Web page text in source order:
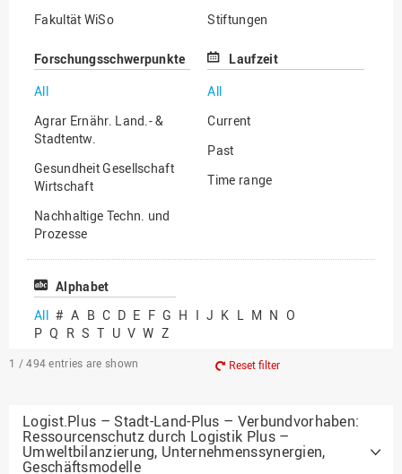
Fakultät WiSo
Stiftungen
Sonstige
Forschungsschwerpunkte
All
Agrar Ernähr. Land.- &
Stadtentw.
Gesundheit Gesellschaft
Wirtschaft
Nachhaltige Techn. und
Prozesse
Vielfältiges Forschen
Laufzeit
All
Current
Past
Time range
Alphabet
All # A B C D E F G H I J K L M N O
P Q R S T U V W Z
1 / 494 entries are shown Reset filter
Logist.Plus – Stadt-Land-Plus – Verbundvorhaben:
Ressourcenschutz durch Logistik Plus –
Umweltbilanzierung, Unternehmenssynergien,
Geschäftsmodelle